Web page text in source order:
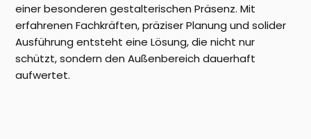
einer besonderen gestalterischen Präsenz. Mit
erfahrenen Fachkräften, präziser Planung und solider
Ausführung entsteht eine Lösung, die nicht nur
schützt, sondern den Außenbereich dauerhaft
aufwertet.